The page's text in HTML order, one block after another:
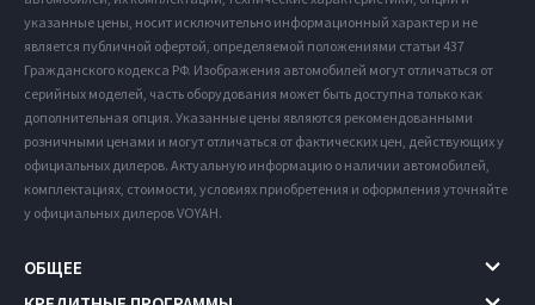
указанные цены, носит исключительно информационный характер и не
является публичной офертой, определяемой положениями статьи 437
Гражданского кодекса РФ. Изображения автомобилей могут отличаться от
серийных моделей, часть оборудования может быть доступна только как
дополнительная опция. Указанные цены являются рекомендованными
розничными ценами и могут отличаться от фактических цен, действующих у
официальных дилеров. Актуальную информацию о наличии автомобилей,
комплектациях, стоимости, условиях приобретения и оформления уточняйте
у официальных дилеров VOYAH.
ОБЩЕЕ